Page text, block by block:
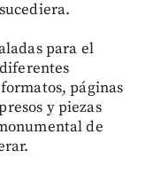
para el
páginas
y piezas
de